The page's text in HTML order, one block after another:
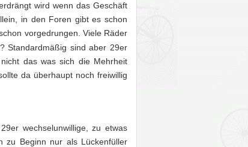
wird wenn das Geschäft
in den Foren gibt es schon
vorgedrungen. Viele Räder
Standardmäßig sind aber 29er
das was sich die Mehrheit
da überhaupt noch freiwillig
wechselunwillige, zu etwas
zu Beginn nur als Lückenfüller